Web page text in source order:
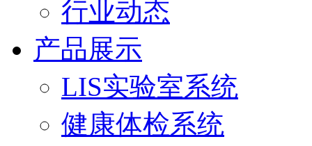
行业动态
产品展示
LIS实验室系统
健康体检系统